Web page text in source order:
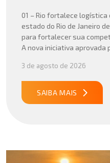
01 – Rio fortalece logística
estado do Rio de Janeiro
para fortalecer sua
A nova iniciativa
para empresas que atuam
especialmente em setores
3 de agosto de 2026
SAIBA MAIS